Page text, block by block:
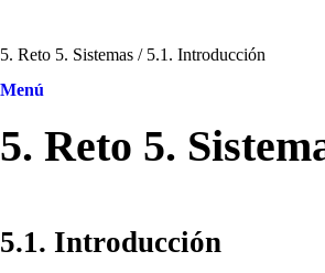
5. Reto 5. Sistemas / 5.1. Introducción
Menú
5. Reto 5.
5.1. Introducción